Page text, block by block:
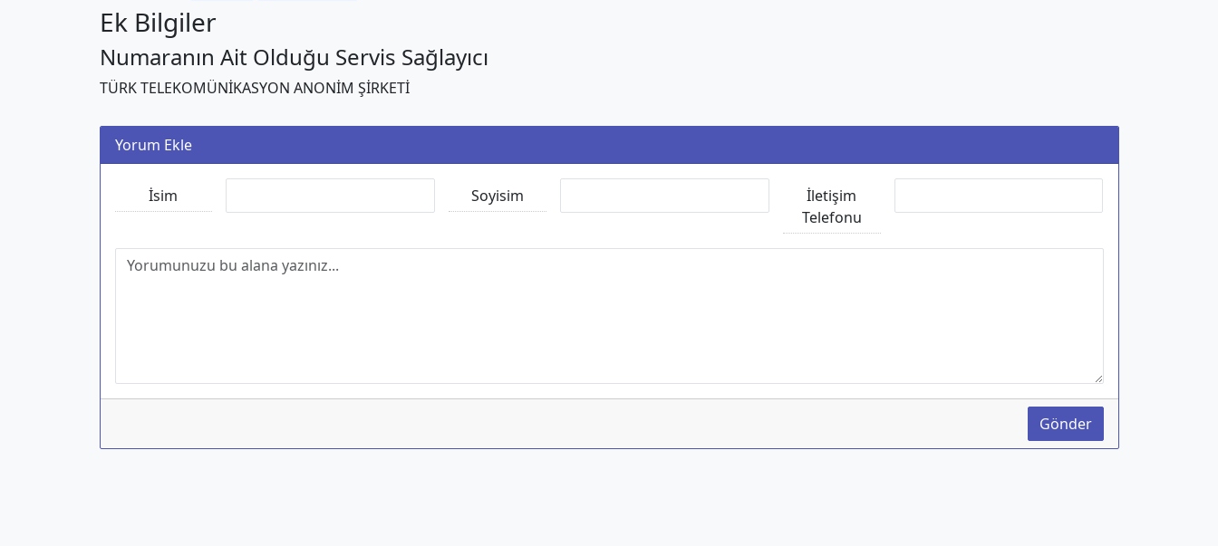
Ek Bilgiler
Numaranın Ait Olduğu Servis Sağlayıcı
TÜRK TELEKOMÜNİKASYON ANONİM ŞİRKETİ
Yorum Ekle
İsim Soyisim
İletişim
Telefonu
Gönder